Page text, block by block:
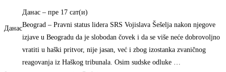
Данас
Данас – ‎пре 17 сат(и)‎
Beograd – Pravni status lidera SRS Vojislava Šešelja nakon njegove
izjave u Beogradu da je slobodan čovek i da se više neće dobrovoljno
vratiti u haški pritvor, nije jasan, već i zbog izostanka zvaničnog
reagovanja iz Haškog tribunala. Osim sudske odluke …